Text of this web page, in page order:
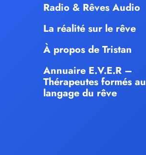
Radio & Rêves Audio
La réalité sur le rêve
À propos de Tristan
Annuaire E.V.E.R –
Thérapeutes formés au
langage du rêve